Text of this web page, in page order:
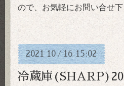
ので、お気軽にお問い合せ下
2021 10/16 15:02
冷蔵庫